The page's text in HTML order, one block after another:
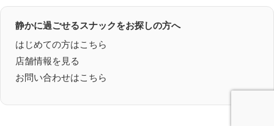
静かに過ごせるスナックをお探しの方へ
はじめての方はこちら
店舗情報を見る
お問い合わせはこちら